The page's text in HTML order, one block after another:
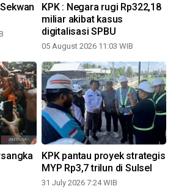
KPK : Negara rugi Rp322,18
miliar akibat kasus
digitalisasi SPBU
05 August 2026 11:03 WIB
KPK pantau proyek strategis
MYP Rp3,7 trilun di Sulsel
31 July 2026 7:24 WIB